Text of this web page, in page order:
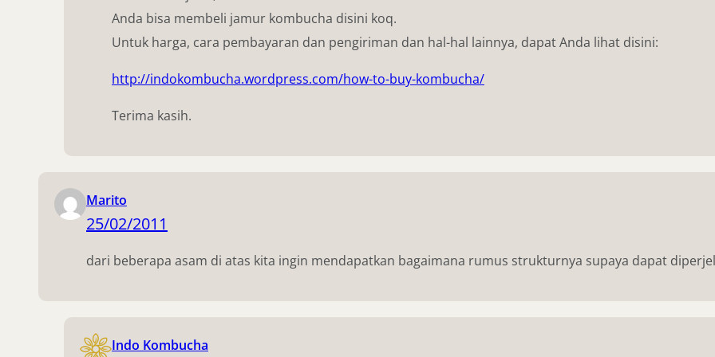
Anda bisa membeli jamur kombucha disini koq.
Untuk harga, cara pembayaran dan pengiriman dan hal-hal lainnya, dapat Anda lihat disini:
http://indokombucha.wordpress.com/how-to-buy-kombucha/
Terima kasih.
Marito
25/02/2011
dari beberapa asam di atas kita ingin mendapatkan bagaimana rumus strukturnya supaya dapat
Indo Kombucha